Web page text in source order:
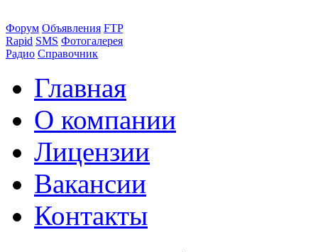
Форум Объявления FTP
Rapid SMS Фотогалерея
Радио Справочник
Главная
О компании
Лицензии
Вакансии
Контакты